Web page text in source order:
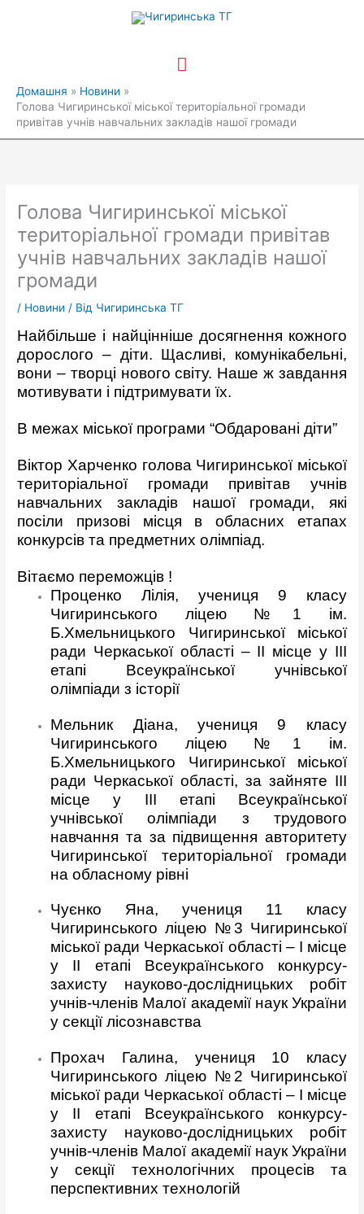
Головне
меню
Домашня
Новини
Голова Чигиринської міської територіальної громади
привітав учнів навчальних закладів нашої громади
Голова Чигиринської міської
територіальної громади привітав
учнів навчальних закладів нашої
громади
/ Новини / Від Чигиринська ТГ
Найбільше і найцінніше досягнення кожного
дорослого – діти. Щасливі, комунікабельні,
вони – творці нового світу. Наше ж завдання
мотивувати і підтримувати їх.
В межах міської програми “Обдаровані діти”
Віктор Харченко голова Чигиринської міської
територіальної громади привітав учнів
навчальних закладів нашої громади, які
посіли призові місця в обласних етапах
конкурсів та предметних олімпіад.
Вітаємо переможців !
Проценко Лілія, учениця 9 класу
Чигиринського ліцею №1 ім.
Б.Хмельницького Чигиринської міської
ради Черкаської області – ІІ місце у ІІІ
етапі Всеукраїнської учнівської
олімпіади з історії
Мельник Діана, учениця 9 класу
Чигиринського ліцею №1 ім.
Б.Хмельницького Чигиринської міської
ради Черкаської області, за зайняте ІІІ
місце у ІІІ етапі Всеукраїнської
учнівської олімпіади з трудового
навчання та за підвищення авторитету
Чигиринської територіальної громади
на обласному рівні
Чуєнко Яна, учениця 11 класу
Чигиринського ліцею №3 Чигиринської
міської ради Черкаської області – І місце
у ІІ етапі Всеукраїнського конкурсу-
захисту науково-дослідницьких робіт
учнів-членів Малої академії наук України
у секції лісознавства
Прохач Галина, учениця 10 класу
Чигиринського ліцею №2 Чигиринської
міської ради Черкаської області – І місце
у ІІ етапі Всеукраїнського конкурсу-
захисту науково-дослідницьких робіт
учнів-членів Малої академії наук України
у секції технологічних процесів та
перспективних технологій